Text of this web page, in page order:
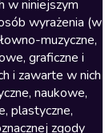
w niniejszym
wyrażenia (w
muzyczne,
graficzne i
i zawarte w nich
naukowe,
plastyczne,
zgody